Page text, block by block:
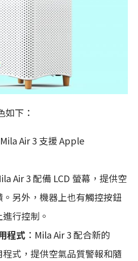
如下：
Mila Air 3 支援 Apple
Air 3 配備 LCD 螢幕，提供空
另外，機器上也有觸控按鈕
行控制。
程式 ：Mila Air 3 配合新的
式，提供空氣品質警報和隨